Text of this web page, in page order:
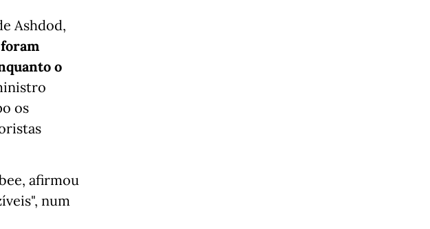
Ashdod,
o
os
afirmou
num